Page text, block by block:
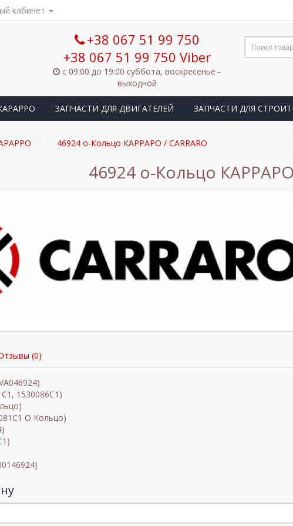
кабинет
+38 067 51 99 750
+38 067 51 99 750 Viber
с 09:00 до 19:00 суббота, воскресенье -
выходной
ЗАПЧАСТИ ДЛЯ ДВИГАТЕЛЕЙ ЗАПЧАСТИ ДЛЯ
46924 o-Кольцо КАРРАРО / CARRARO
46924 o-Кольцо КАРРАРО
(0)
1530086C1)
O Кольцо)